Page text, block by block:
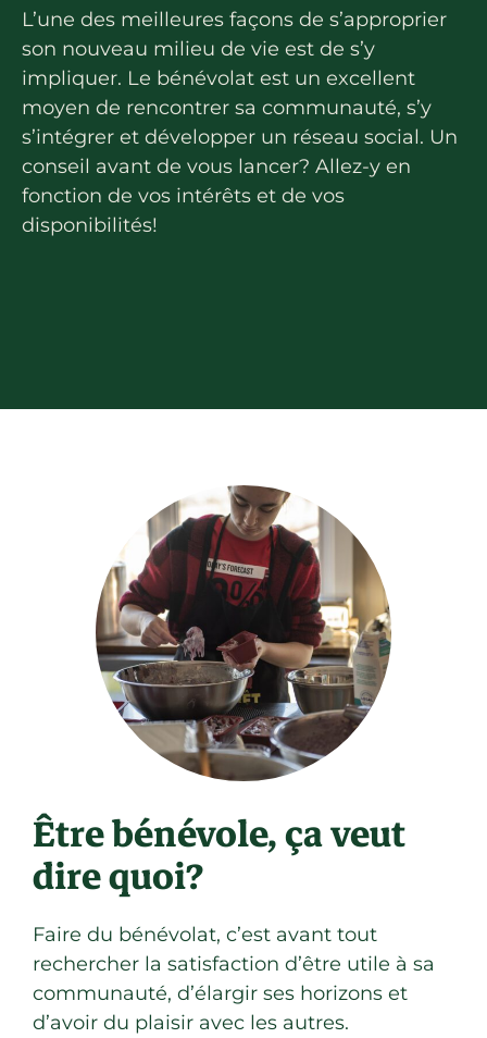
Bénévolat
Communauté d’affaires
Travailleurs autonomes
Coups de cœur
Itinéraires
Pédalez!
Blogue
L’une des meilleures façons de s’approprier
son nouveau milieu de vie est de s’y
impliquer. Le bénévolat est un excellent
moyen de rencontrer sa communauté, s’y
s’intégrer et développer un réseau social. Un
conseil avant de vous lancer? Allez-y en
fonction de vos intérêts et de vos
disponibilités!
Être bénévole, ça veut
dire quoi?
Faire du bénévolat, c’est avant tout
rechercher la satisfaction d’être utile à sa
communauté, d’élargir ses horizons et
d’avoir du plaisir avec les autres.